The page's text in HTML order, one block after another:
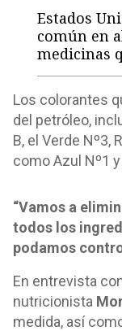
Estados
común en
medicinas
Los colorantes
del petróleo,
B, el Verde Nº3,
como Azul Nº1 y
“Vamos a
todos los
podamos
En entrevista
nutricionista
medida, así